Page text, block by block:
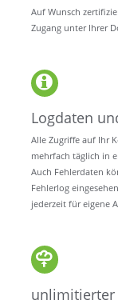
Auf Wunsch
Zugang unter Ihrer
Logdaten
Alle Zugriffe auf Ihr
mehrfach täglich in
Auch Fehlerdaten
Fehlerlog
jederzeit für eigene
unlimitierter